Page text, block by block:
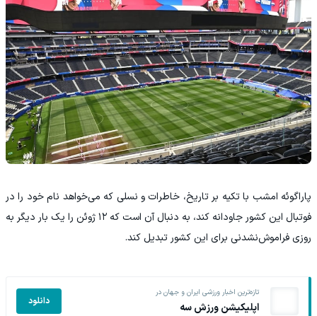
پاراگوئه امشب با تکیه بر تاریخ، خاطرات و نسلی که می‌خواهد نام خود را در
فوتبال این کشور جاودانه کند، به دنبال آن است که ۱۲ ژوئن را یک بار دیگر به
روزی فراموش‌نشدنی برای این کشور تبدیل کند.
تازه‌ترین اخبار ورزشی ایران و جهان در
اپلیکیشن ورزش سه دانلود